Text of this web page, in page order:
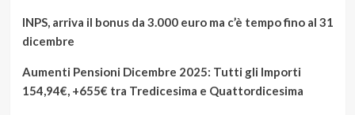
INPS, arriva il bonus da 3.000 euro ma c’è tempo fino al 31
dicembre
Aumenti Pensioni Dicembre 2025: Tutti gli Importi
154,94€, +655€ tra Tredicesima e Quattordicesima